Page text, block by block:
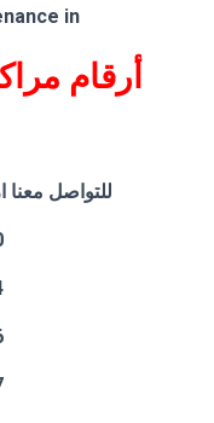
in
أرقام
للتواصل معنا